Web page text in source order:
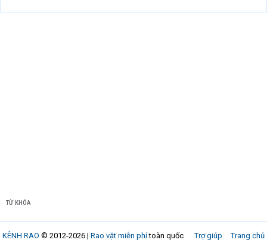
TỪ KHÓA
Trợ giúp Trang chủ
KÊNH RAO © 2012-2026 | Rao vặt miễn phítoàn quốc